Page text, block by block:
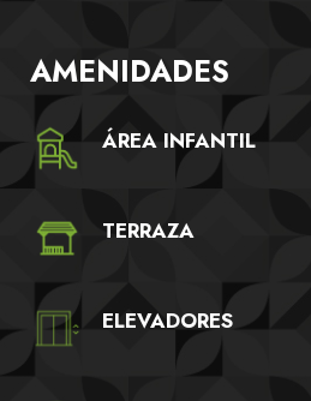
AMENIDADES
ÁREA INFANTIL
TERRAZA
ELEVADORES